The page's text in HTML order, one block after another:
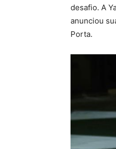
desafio. A
anunciou
Porta.